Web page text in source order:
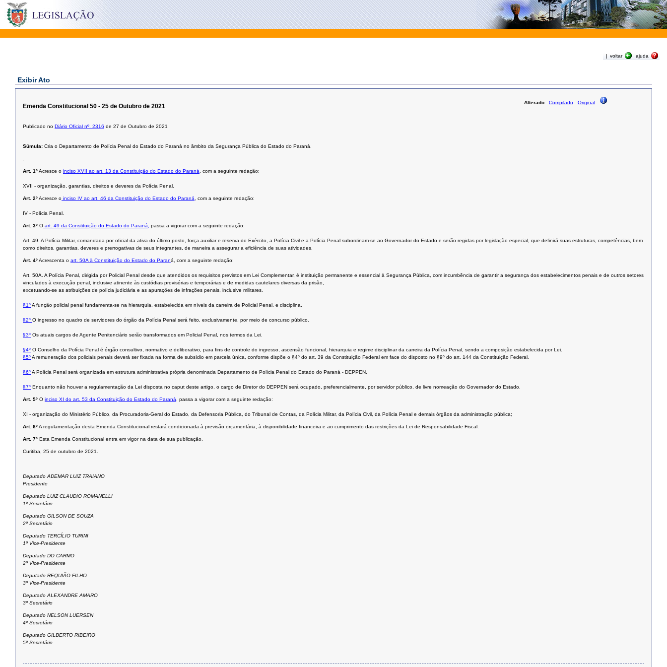
| voltar ajuda
Exibir Ato
Alterado Compilado Original
Emenda Constitucional 50 - 25 de Outubro de 2021
Publicado no Diário Oficial nº. 2316 de 27 de Outubro de 2021
Súmula: Cria o Departamento de Polícia Penal do Estado do Paraná no âmbito da Segurança Pública do Estado do Paraná.
.
Art. 1ºAcresce o inciso XVII ao art. 13 da Constituição do Estado do Paraná, com a seguinte redação:
XVII - organização, garantias, direitos e deveres da Polícia Penal.
Art. 2ºAcresce o inciso IV ao art. 46 da Constituição do Estado do Paraná, com a seguinte redação:
IV - Polícia Penal.
Art. 3º O art. 49 da Constituição do Estado do Paraná, passa a vigorar com a seguinte redação:
Art. 49. A Polícia Militar, comandada por oficial da ativa do último posto, força auxiliar e reserva do Exército, a Polícia Civil e a Polícia Penal subordinam-se ao Governador do Estado e serão regidas por legislação especial, que definirá suas estruturas, competências, bem
como direitos, garantias, deveres e prerrogativas de seus integrantes, de maneira a assegurar a eficiência de suas atividades.
Art. 4ºAcrescenta o art. 50A à Constituição do Estado do Paraná, com a seguinte redação:
Art. 50A. A Polícia Penal, dirigida por Policial Penal desde que atendidos os requisitos previstos em Lei Complementar, é instituição permanente e essencial à Segurança Pública, com incumbência de garantir a segurança dos estabelecimentos penais e de outros setores
vinculados à execução penal, inclusive atinente às custódias provisórias e temporárias e de medidas cautelares diversas da prisão,
excetuando-se as atribuições de polícia judiciária e as apurações de infrações penais, inclusive militares.
§1ºA função policial penal fundamenta-se na hierarquia, estabelecida em níveis da carreira de Policial Penal, e disciplina.
§2º O ingresso no quadro de servidores do órgão da Polícia Penal será feito, exclusivamente, por meio de concurso público.
§3º Os atuais cargos de Agente Penitenciário serão transformados em Policial Penal, nos termos da Lei.
§4º O Conselho da Polícia Penal é órgão consultivo, normativo e deliberativo, para fins de controle do ingresso, ascensão funcional, hierarquia e regime disciplinar da carreira da Polícia Penal, sendo a composição estabelecida por Lei.
§5ºA remuneração dos policiais penais deverá ser fixada na forma de subsídio em parcela única, conforme dispõe o §4º do art. 39 da Constituição Federal em face do disposto no §9º do art. 144 da Constituição Federal.
§6ºA Polícia Penal será organizada em estrutura administrativa própria denominada Departamento de Polícia Penal do Estado do Paraná - DEPPEN.
§7º Enquanto não houver a regulamentação da Lei disposta no caput deste artigo, o cargo de Diretor do DEPPEN será ocupado, preferencialmente, por servidor público, de livre nomeação do Governador do Estado.
Art. 5º O inciso XI do art. 53 da Constituição do Estado do Paraná, passa a vigorar com a seguinte redação:
XI - organização do Ministério Público, da Procuradoria-Geral do Estado, da Defensoria Pública, do Tribunal de Contas, da Polícia Militar, da Polícia Civil, da Polícia Penal e demais órgãos da administração pública;
Art. 6ºA regulamentação desta Emenda Constitucional restará condicionada à previsão orçamentária, à disponibilidade financeira e ao cumprimento das restrições da Lei de Responsabilidade Fiscal.
Art. 7º Esta Emenda Constitucional entra em vigor na data de sua publicação.
Curitiba, 25 de outubro de 2021.
Deputado ADEMAR LUIZ TRAIANO
Presidente
Deputado LUIZ CLAUDIO ROMANELLI
1º Secretário
Deputado GILSON DE SOUZA
2º Secretário
Deputado TERCÍLIO TURINI
1º Vice-Presidente
Deputado DO CARMO
2º Vice-Presidente
Deputado REQUIÃO FILHO
3º Vice-Presidente
Deputado ALEXANDRE AMARO
3º Secretário
Deputado NELSON LUERSEN
4º Secretário
Deputado GILBERTO RIBEIRO
5º Secretário